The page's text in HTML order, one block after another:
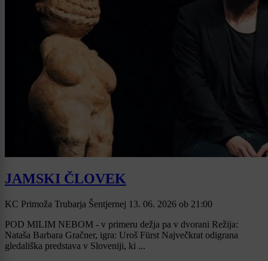
JAMSKI ČLOVEK
KC Primoža Trubarja Šentjernej 13. 06. 2026 ob 21:00
POD MILIM NEBOM - v primeru dežja pa v dvorani Režija:
Nataša Barbara Gračner, igra: Uroš Fürst Največkrat odigrana
gledališka predstava v Sloveniji, ki ...